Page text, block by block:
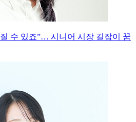
수 있죠”… 시니어 시장 길잡이 꿈